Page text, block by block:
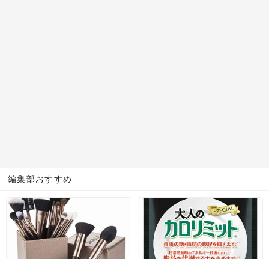
編集部おすすめ